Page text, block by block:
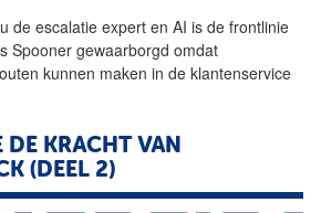
de escalatie expert en AI is de frontlinie
Spooner gewaarborgd omdat
kunnen maken in de klantenservice
DE KRACHT VAN
(DEEL 2)